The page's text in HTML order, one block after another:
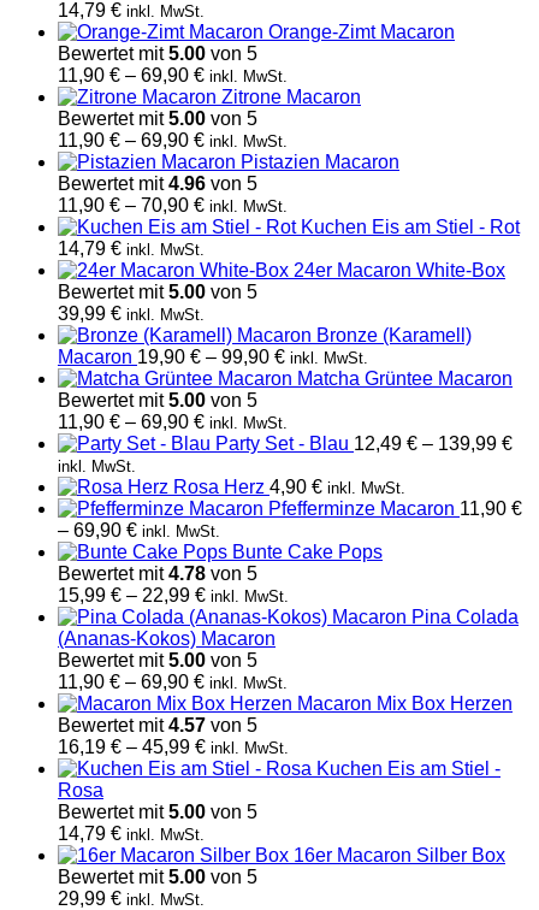
14,79 € inkl. MwSt.
Orange-Zimt Macaron
Bewertet mit5.00 von 5
11,90 € – 69,90 €Preisspanne:
11,90 €
bis
69,90 €
inkl. MwSt.
Zitrone Macaron
Bewertet mit5.00 von 5
11,90 € – 69,90 €Preisspanne:
11,90 €
bis
69,90 €
inkl. MwSt.
Pistazien Macaron
Bewertet mit4.96 von 5
11,90 € – 70,90 €Preisspanne:
11,90 €
70,90 €
inkl. MwSt.
Kuchen Eis am Stiel - Rot
14,79 € inkl. MwSt.
24er Macaron White-Box
Bewertet mit5.00 von 5
39,99 € inkl. MwSt.
Bronze (Karamell)
Macaron 19,90 € – 99,90 €Preisspanne:
19,90 €
inkl. MwSt.
Matcha Grüntee Macaron
Bewertet mit5.00 von 5
11,90 € – 69,90 €Preisspanne:
11,90 €
69,90 €
inkl. MwSt.
Party Set - Blau 12,49 € – 139,99 €
inkl. MwSt.
Rosa Herz 4,90 € inkl. MwSt.
Pfefferminze Macaron 11,90 €
– 69,90 €Preisspanne:
11,90 €
bis
69,90 €
inkl. MwSt.
Bunte Cake Pops
Bewertet mit4.78 von 5
15,99 € – 22,99 €Preisspanne:
15,99 €
bis
22,99 €
inkl. MwSt.
Pina Colada
(Ananas-Kokos) Macaron
Bewertet mit5.00 von 5
11,90 € – 69,90 €Preisspanne:
11,90 €
bis
69,90 €
inkl. MwSt.
Macaron Mix Box Herzen
Bewertet mit4.57 von 5
16,19 € – 45,99 €Preisspanne:
16,19 €
45,99 €
inkl. MwSt.
Kuchen Eis am Stiel -
Rosa
Bewertet mit5.00 von 5
14,79 € inkl. MwSt.
16er Macaron Silber Box
Bewertet mit5.00 von 5
29,99 € inkl. MwSt.